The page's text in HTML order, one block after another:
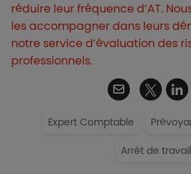
réduire leur fréquence d’AT.
les accompagner dans leurs
notre service d’évaluation des
professionnels.
Expert Comptable
Arrêt de travail
Twitter